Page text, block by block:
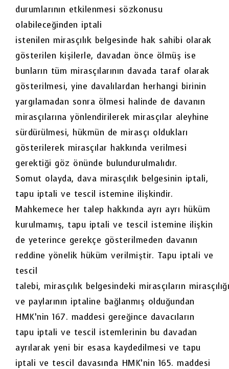
durumlarının etkilenmesi sözkonusu
olabileceğinden iptali
istenilen mirasçılık belgesinde hak sahibi olarak
gösterilen kişilerle, davadan önce ölmüş ise
bunların tüm mirasçılarının davada taraf olarak
gösterilmesi, yine davalılardan herhangi birinin
yargılamadan sonra ölmesi halinde de davanın
mirasçılarına yönlendirilerek mirasçılar aleyhine
sürdürülmesi, hükmün de mirasçı oldukları
gösterilerek mirasçılar hakkında verilmesi
gerektiği göz önünde bulundurulmalıdır.
Somut olayda, dava mirasçılık belgesinin iptali,
tapu iptali ve tescil istemine ilişkindir.
Mahkemece her talep hakkında ayrı ayrı hüküm
kurulmamış, tapu iptali ve tescil istemine ilişkin
de yeterince gerekçe gösterilmeden davanın
reddine yönelik hüküm verilmiştir. Tapu iptali ve
tescil
talebi, mirasçılık belgesindeki mirasçıların
ve paylarının iptaline bağlanmış olduğundan
HMK’nin 167. maddesi gereğince davacıların
tapu iptali ve tescil istemlerinin bu davadan
ayrılarak yeni bir esasa kaydedilmesi ve tapu
iptali ve tescil davasında HMK’nin 165. maddesi